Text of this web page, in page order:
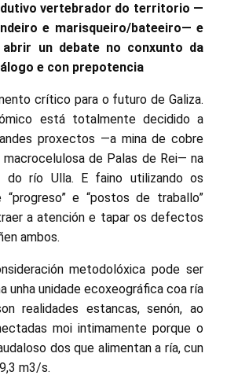
vertebrador do territorio —
e marisqueiro/bateeiro— e
un debate no conxunto da
e con prepotencia
crítico para o futuro de Galiza.
está totalmente decidido a
proxectos —a mina de cobre
de Palas de Rei— na
do río Ulla. E faino utilizando os
e “postos de traballo”
a atención e tapar os defectos
ambos.
metodolóxica pode ser
unha unidade ecoxeográfica coa ría
realidades estancas, senón, ao
moi intimamente porque o
dos que alimentan a ría, cun
m3/s.